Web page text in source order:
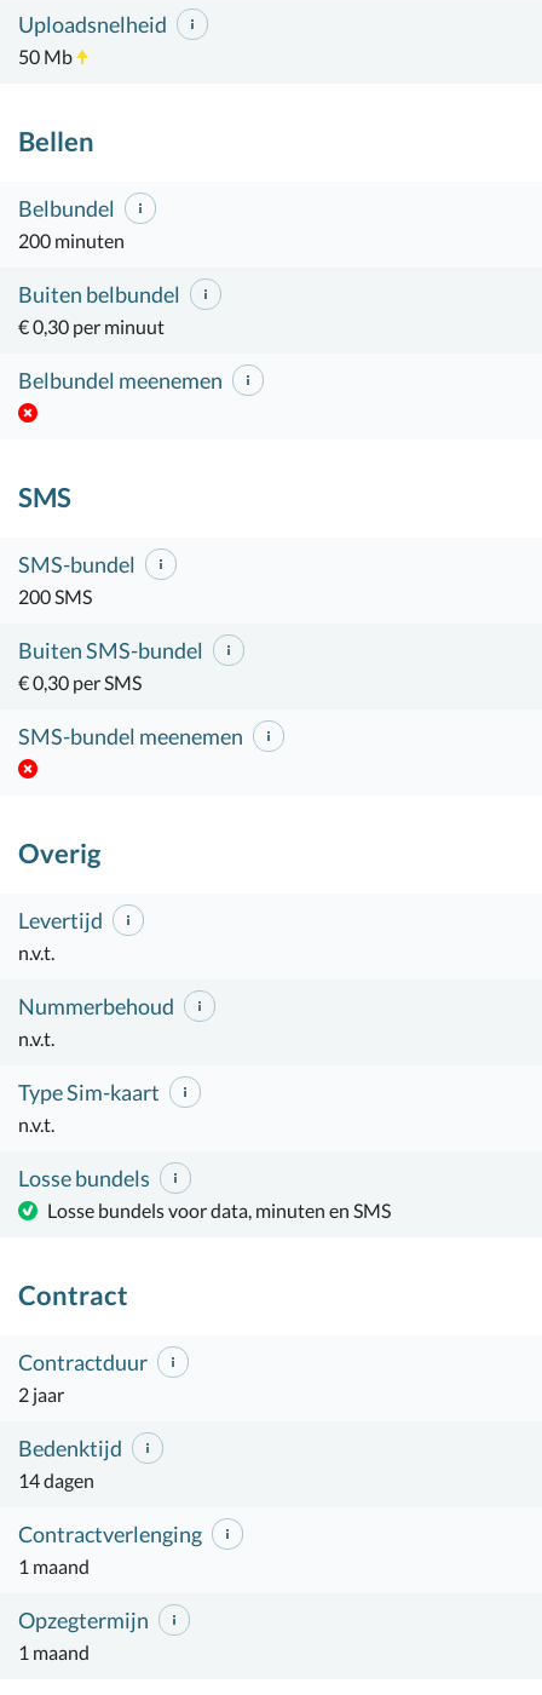
Uploadsnelheid
50 Mb
Bellen
Belbundel
200 minuten
Buiten belbundel
€ 0,30 per minuut
Belbundel meenemen
SMS
SMS-bundel
200 SMS
Buiten SMS-bundel
€ 0,30 per SMS
SMS-bundel meenemen
Overig
Levertijd
n.v.t.
Nummerbehoud
n.v.t.
Type Sim-kaart
n.v.t.
Losse bundels
Losse bundels voor data, minuten en SMS
Contract
Contractduur
2 jaar
Bedenktijd
14 dagen
Contractverlenging
1 maand
Opzegtermijn
1 maand